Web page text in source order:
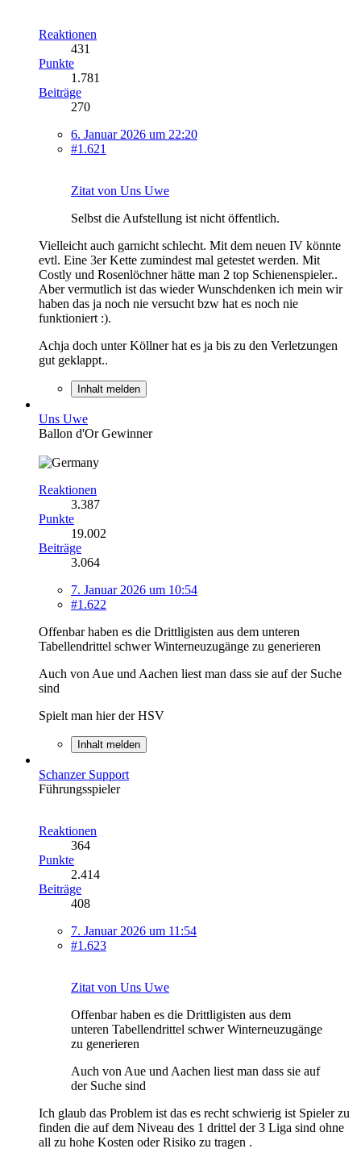
Reaktionen
431
Punkte
1.781
Beiträge
270
6. Januar 2026 um 22:20
#1.621
Zitat von Uns Uwe
Selbst die Aufstellung ist nicht öffentlich.
Vielleicht auch garnicht schlecht. Mit dem neuen IV könnte
evtl. Eine 3er Kette zumindest mal getestet werden. Mit
Costly und Rosenlöchner hätte man 2 top Schienenspieler..
Aber vermutlich ist das wieder Wunschdenken ich mein wir
haben das ja noch nie versucht bzw hat es noch nie
funktioniert :).
Achja doch unter Köllner hat es ja bis zu den Verletzungen
gut geklappt..
Inhalt melden
Uns Uwe
Ballon d'Or Gewinner
Reaktionen
3.387
Punkte
19.002
Beiträge
3.064
7. Januar 2026 um 10:54
#1.622
Offenbar haben es die Drittligisten aus dem unteren
Tabellendrittel schwer Winterneuzugänge zu generieren
Auch von Aue und Aachen liest man dass sie auf der Suche
sind
Spielt man hier der HSV
Inhalt melden
Schanzer Support
Führungsspieler
Reaktionen
364
Punkte
2.414
Beiträge
408
7. Januar 2026 um 11:54
#1.623
Zitat von Uns Uwe
Offenbar haben es die Drittligisten aus dem
unteren Tabellendrittel schwer Winterneuzugänge
zu generieren
Auch von Aue und Aachen liest man dass sie auf
der Suche sind
Ich glaub das Problem ist das es recht schwierig ist Spieler zu
finden die auf dem Niveau des 1 drittel der 3 Liga sind ohne
all zu hohe Kosten oder Risiko zu tragen .